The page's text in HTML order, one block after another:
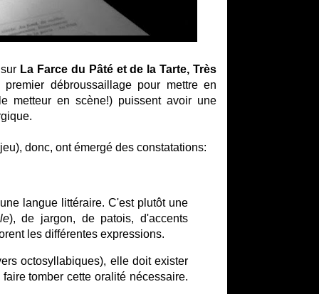
La Farce du Pâté et de la Tarte, Très
débroussaillage pour mettre en
metteur en scène!) puissent avoir une
donc, ont émergé des constatations:
langue littéraire. C'est plutôt une
), de jargon, de patois, d'accents
les différentes expressions.
octosyllabiques), elle doit exister
tomber cette oralité nécessaire.